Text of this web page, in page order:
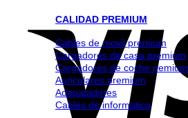
CALIDAD PREMIUM
Cables de movil premium
Cargadores de casa premium
Cargadores de coche pemium
Auriculares premium
Adapatadores
Cables de informatica